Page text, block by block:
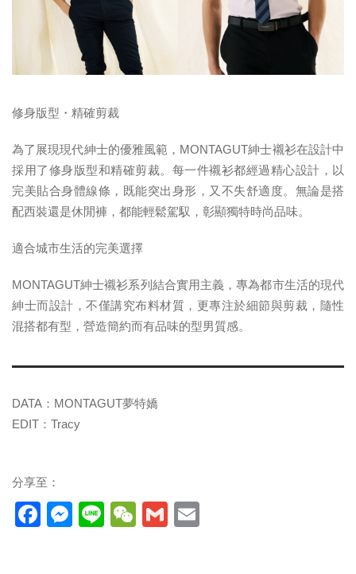
修身版型・精確剪裁
為了展現現代紳士的優雅風範，MONTAGUT紳士襯衫在設計中
採用了修身版型和精確剪裁。每一件襯衫都經過精心設計，以
完美貼合身體線條，既能突出身形，又不失舒適度。無論是搭
配西裝還是休閒褲，都能輕鬆駕馭，彰顯獨特時尚品味。
適合城市生活的完美選擇
MONTAGUT紳士襯衫系列結合實用主義，專為都市生活的現代
紳士而設計，不僅講究布料材質，更專注於細節與剪裁，隨性
混搭都有型，營造簡約而有品味的型男質感。
DATA：MONTAGUT夢特嬌
EDIT：Tracy
分享至：
Facebook
Messenger
LineWeChat
Gmail